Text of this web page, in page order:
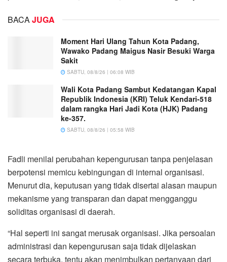
BACAJUGA
Moment Hari Ulang Tahun Kota Padang,
Wawako Padang Maigus Nasir Besuki Warga
Sakit
SABTU, 08/8/26 | 06:08 WIB
Wali Kota Padang Sambut Kedatangan Kapal
Republik Indonesia (KRI) Teluk Kendari-518
dalam rangka Hari Jadi Kota (HJK) Padang
ke-357.
SABTU, 08/8/26 | 05:58 WIB
Fadli menilai perubahan kepengurusan tanpa penjelasan
berpotensi memicu kebingungan di internal organisasi.
Menurut dia, keputusan yang tidak disertai alasan maupun
mekanisme yang transparan dan dapat mengganggu
soliditas organisasi di daerah.
“Hal seperti ini sangat merusak organisasi. Jika persoalan
administrasi dan kepengurusan saja tidak dijelaskan
secara terbuka, tentu akan menimbulkan pertanyaan dari